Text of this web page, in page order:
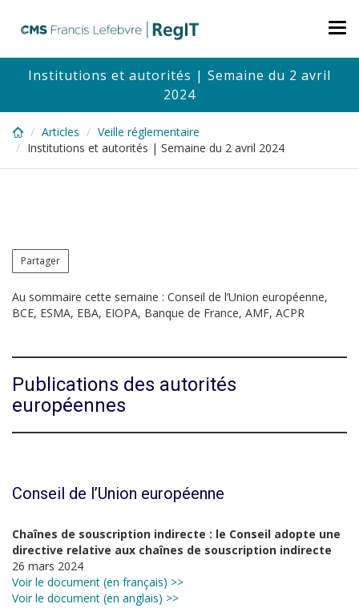
content
Institutions et autorités | Semaine du 2 avril
2024
Articles
Veille réglementaire
Institutions et autorités | Semaine du 2 avril 2024
Partager
Au sommaire cette semaine : Conseil de l’Union européenne,
BCE, ESMA, EBA, EIOPA, Banque de France, AMF, ACPR
Publications des autorités
européennes
Conseil de l’Union européenne
Chaînes de souscription indirecte : le Conseil adopte une
directive relative aux chaînes de souscription indirecte
26 mars 2024
Voir le document (en français) >>
Voir le document (en anglais) >>